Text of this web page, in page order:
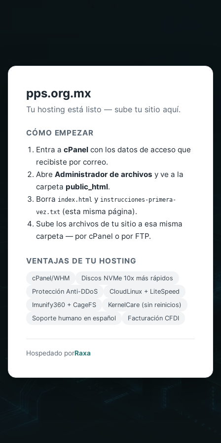
pps.org.mx
Tu hosting está listo — sube tu sitio aquí.
CÓMO EMPEZAR
Entra a cPanel con los datos de acceso que
recibiste por correo.
Abre Administrador de archivos y ve a la
carpeta public_html.
Borra index.html y instrucciones-primera-
vez.txt (esta misma página).
Sube los archivos de tu sitio a esa misma
carpeta — por cPanel o por FTP.
VENTAJAS DE TU HOSTING
cPanel/WHM
Discos NVMe 10x más rápidos
Protección Anti-DDoS
CloudLinux + LiteSpeed
Imunify360 + CageFS
KernelCare (sin reinicios)
Soporte humano en español
Facturación CFDI
Hospedado porRaxa